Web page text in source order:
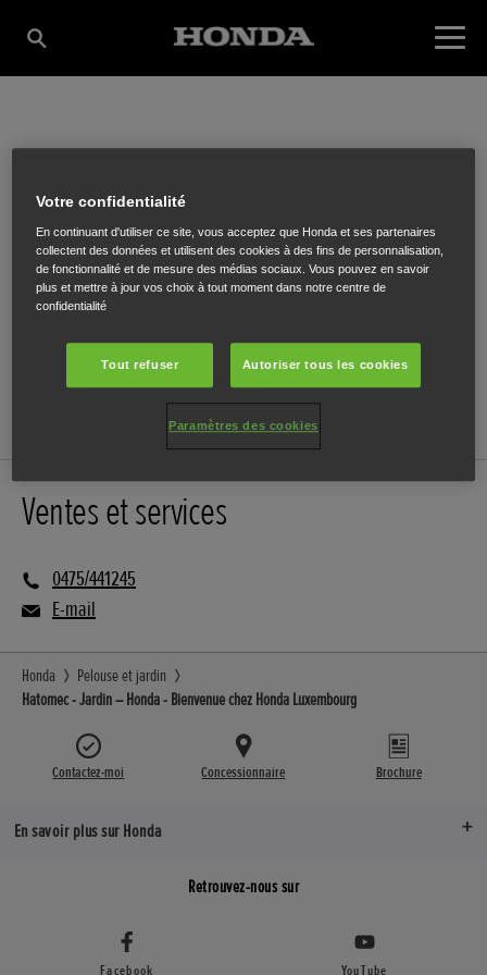
HATOMEC
Craenenbroekstraat 44,Glabbeek,3380
ITINÉRAIRE
Ventes et services
0475/441245
E-mail
Honda
Pelouse et jardin
Hatomec - Jardin – Honda - Bienvenue chez Honda Luxembourg
Contactez-moi Concessionnaire Brochure
En savoir plus sur Honda
Retrouvez-nous sur
Facebook YouTube
Votre confidentialité
En continuant d'utiliser ce site, vous acceptez que Honda et ses partenaires
collectent des données et utilisent des cookies à des fins de personnalisation,
de fonctionnalité et de mesure des médias sociaux. Vous pouvez en savoir
plus et mettre à jour vos choix à tout moment dans notre centre de
confidentialité
Tout refuser Autoriser tous les cookies
Paramètres des cookies